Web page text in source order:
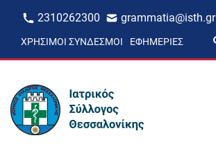
2310262300 grammatia@isth.gr
ΧΡΉΣΙΜΟΙ ΣΎΝΔΕΣΜΟΙ ΕΦΗΜΕΡΊΕΣ